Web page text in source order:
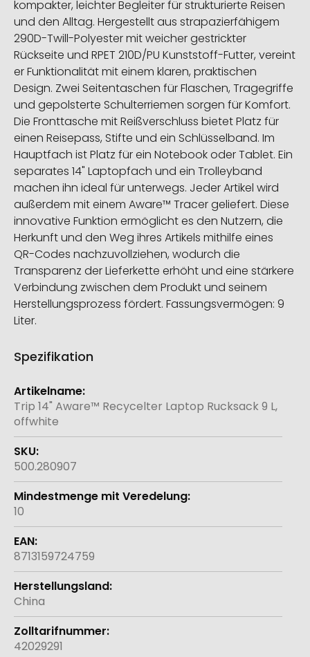
kompakter, leichter Begleiter für strukturierte Reisen
und den Alltag. Hergestellt aus strapazierfähigem
290D-Twill-Polyester mit weicher gestrickter
Rückseite und RPET 210D/PU Kunststoff-Futter, vereint
er Funktionalität mit einem klaren, praktischen
Design. Zwei Seitentaschen für Flaschen, Tragegriffe
und gepolsterte Schulterriemen sorgen für Komfort.
Die Fronttasche mit Reißverschluss bietet Platz für
einen Reisepass, Stifte und ein Schlüsselband. Im
Hauptfach ist Platz für ein Notebook oder Tablet. Ein
separates 14" Laptopfach und ein Trolleyband
machen ihn ideal für unterwegs. Jeder Artikel wird
außerdem mit einem Aware™ Tracer geliefert. Diese
innovative Funktion ermöglicht es den Nutzern, die
Herkunft und den Weg ihres Artikels mithilfe eines
QR-Codes nachzuvollziehen, wodurch die
Transparenz der Lieferkette erhöht und eine stärkere
Verbindung zwischen dem Produkt und seinem
Herstellungsprozess fördert. Fassungsvermögen: 9
Liter.
Spezifikation
Weitere
Informationen
Trip 14" Aware™ Recycelter Laptop Rucksack 9 L,
offwhite
500.280907
10
8713159724759
China
42029291